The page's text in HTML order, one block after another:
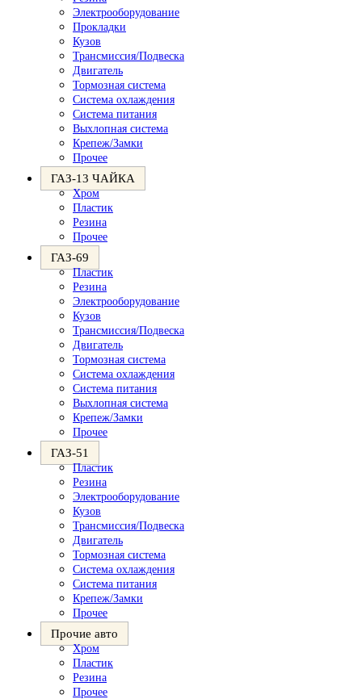
Электрооборудование
Прокладки
Кузов
Трансмиссия/Подвеска
Двигатель
Тормозная система
Система охлаждения
Система питания
Выхлопная система
Крепеж/Замки
Прочее
ГАЗ-13 ЧАЙКА
Хром
Пластик
Резина
Прочее
ГАЗ-69
Пластик
Резина
Электрооборудование
Кузов
Трансмиссия/Подвеска
Двигатель
Тормозная система
Система охлаждения
Система питания
Выхлопная система
Крепеж/Замки
Прочее
ГАЗ-51
Пластик
Резина
Электрооборудование
Кузов
Трансмиссия/Подвеска
Двигатель
Тормозная система
Система охлаждения
Система питания
Крепеж/Замки
Прочее
Прочие авто
Хром
Пластик
Резина
Прочее